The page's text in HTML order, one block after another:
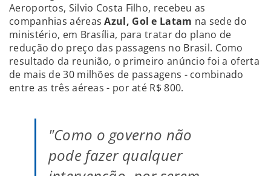
Aeroportos, Silvio Costa Filho, recebeu as
companhias aéreasAzul, Gol e Latam na sede do
ministério, em Brasília, para tratar do plano de
redução do preço das passagens no Brasil. Como
resultado da reunião, o primeiro anúncio foi a oferta
de mais de 30 milhões de passagens - combinado
entre as três aéreas - por até R$ 800.
"Como o governo não
pode fazer qualquer